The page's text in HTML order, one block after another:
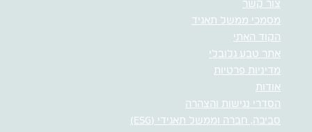
צור קשר
מסמכי ממשל תאגיד
הקוד האתי
אתר טבע גלובלי
מדיניות פרטיות
אודות
הסדרי נגישות והצהרה
סביבה, חברה וממשל תאגידי (ESG)